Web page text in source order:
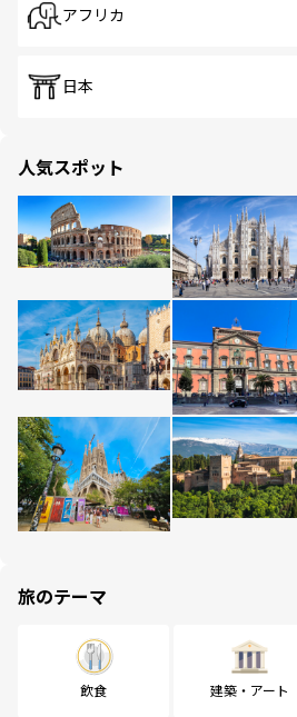
アフリカ
日本
人気スポット
旅のテーマ
飲食 建築・アート